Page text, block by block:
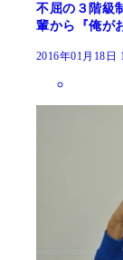
不屈の３階級
輩から『俺が
2016年01月18日